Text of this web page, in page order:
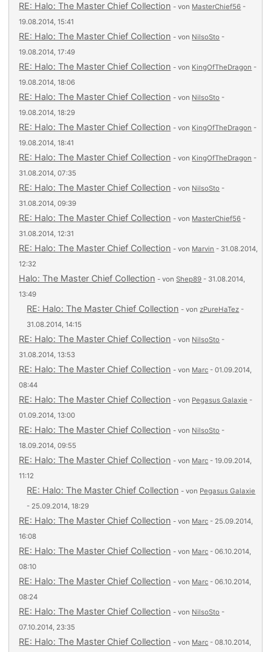
RE: Halo: The Master Chief Collection - von MasterChief56 -
19.08.2014, 15:41
RE: Halo: The Master Chief Collection - von NilsoSto -
19.08.2014, 17:49
RE: Halo: The Master Chief Collection - von KingOfTheDragon -
19.08.2014, 18:06
RE: Halo: The Master Chief Collection - von NilsoSto -
19.08.2014, 18:29
RE: Halo: The Master Chief Collection - von KingOfTheDragon -
19.08.2014, 18:41
RE: Halo: The Master Chief Collection - von KingOfTheDragon -
31.08.2014, 07:35
RE: Halo: The Master Chief Collection - von NilsoSto -
31.08.2014, 09:39
RE: Halo: The Master Chief Collection - von MasterChief56 -
31.08.2014, 12:31
RE: Halo: The Master Chief Collection - von Marvin - 31.08.2014,
12:32
Halo: The Master Chief Collection - vonShep89 - 31.08.2014,
13:49
RE: Halo: The Master Chief Collection - vonzPureHaTez -
31.08.2014, 14:15
RE: Halo: The Master Chief Collection - von NilsoSto -
31.08.2014, 13:53
RE: Halo: The Master Chief Collection - von Marc - 01.09.2014,
08:44
RE: Halo: The Master Chief Collection - von Pegasus Galaxie -
01.09.2014, 13:00
RE: Halo: The Master Chief Collection - von NilsoSto -
18.09.2014, 09:55
RE: Halo: The Master Chief Collection - von Marc - 19.09.2014,
11:12
RE: Halo: The Master Chief Collection - von Pegasus Galaxie
- 25.09.2014, 18:29
RE: Halo: The Master Chief Collection - von Marc - 25.09.2014,
16:08
RE: Halo: The Master Chief Collection - von Marc - 06.10.2014,
08:10
RE: Halo: The Master Chief Collection - von Marc - 06.10.2014,
08:24
RE: Halo: The Master Chief Collection - von NilsoSto -
07.10.2014, 23:35
RE: Halo: The Master Chief Collection - von Marc - 08.10.2014,